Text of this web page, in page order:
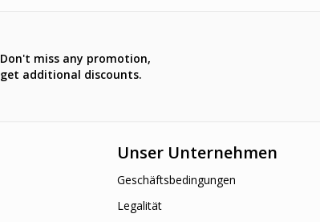
Don't miss any promotion,
get additional discounts.
Unser Unternehmen
Geschäftsbedingungen
Legalität